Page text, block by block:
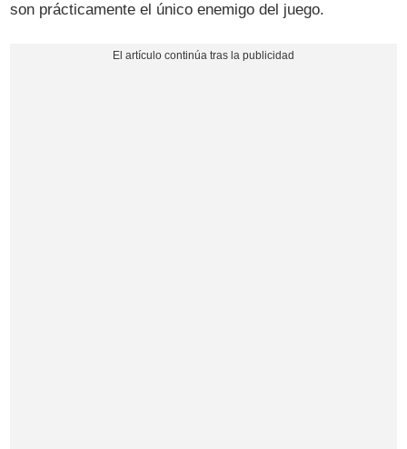
son prácticamente el único enemigo del juego.